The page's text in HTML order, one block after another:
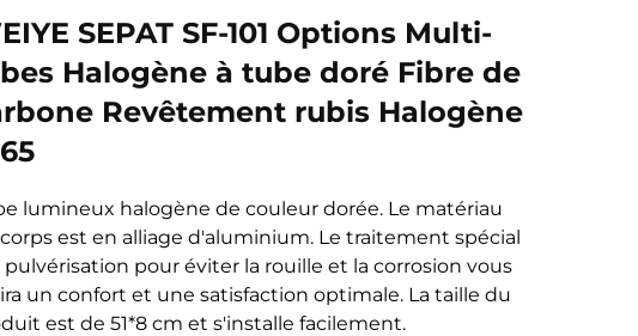
SEPAT SF-101 Options Multi-
Halogène à tube doré Fibre de
Revêtement rubis Halogène
lumineux halogène de couleur dorée. Le matériau
est en alliage d'aluminium. Le traitement spécial
pulvérisation pour éviter la rouille et la corrosion vous
un confort et une satisfaction optimale. La taille du
est de 51*8 cm et s'installe facilement.